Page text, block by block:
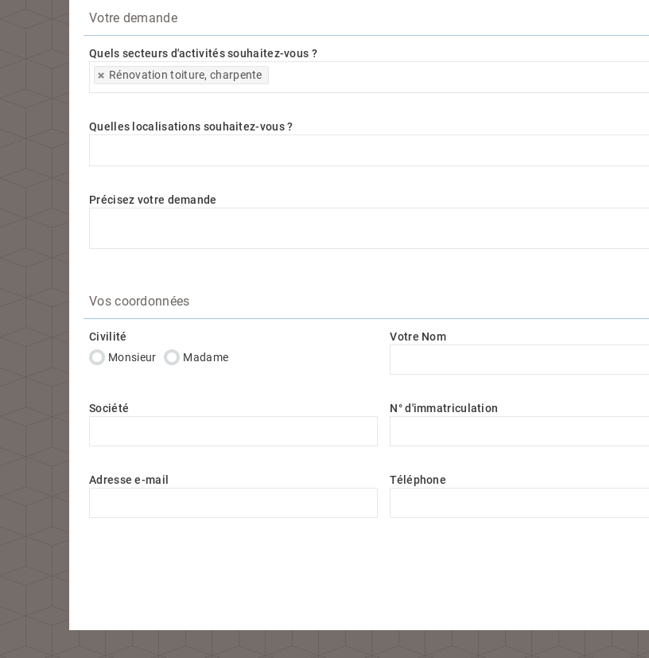
Votre demande
Quels secteurs d'activités souhaitez-vous ?
Rénovation toiture, charpente
Quels secteurs d'activités souhaitez-vous ?
Quelles localisations souhaitez-vous ?
Précisez votre demande
Vos coordonnées
Civilité
Monsieur
Madame
Votre Nom
Société N° d'immatriculation
Adresse e-mail Téléphone